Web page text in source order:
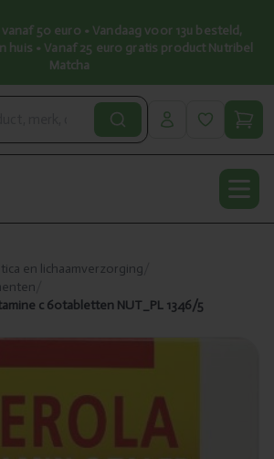
50 euro • Vandaag voor 13u besteld,
huis • Vanaf 25 euro gratis product Nutribel
Matcha
en lichaamverzorging
c 60tabletten NUT_PL 1346/5